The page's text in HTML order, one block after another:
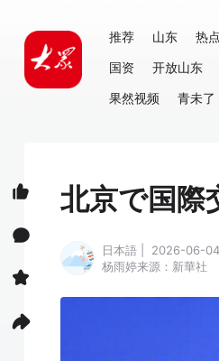
推荐 山东 热点
国资
开放山东
果然视频
青未了
北京で国際
日本語 | 2026-06-
杨雨婷来源：新華社